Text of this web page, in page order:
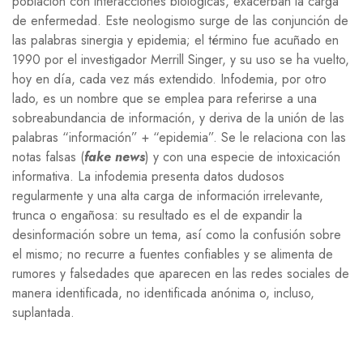
de enfermedad. Este neologismo surge de las conjunción de
las palabras sinergia y epidemia; el término fue acuñado en
1990 por el investigador Merrill Singer, y su uso se ha vuelto,
hoy en día, cada vez más extendido. Infodemia, por otro
lado, es un nombre que se emplea para referirse a una
sobreabundancia de información, y deriva de la unión de las
palabras “información” + “epidemia”. Se le relaciona con las
notas falsas (fake news) y con una especie de intoxicación
informativa. La infodemia presenta datos dudosos
regularmente y una alta carga de información irrelevante,
trunca o engañosa: su resultado es el de expandir la
desinformación sobre un tema, así como la confusión sobre
el mismo; no recurre a fuentes confiables y se alimenta de
rumores y falsedades que aparecen en las redes sociales de
manera identificada, no identificada anónima o, incluso,
suplantada.